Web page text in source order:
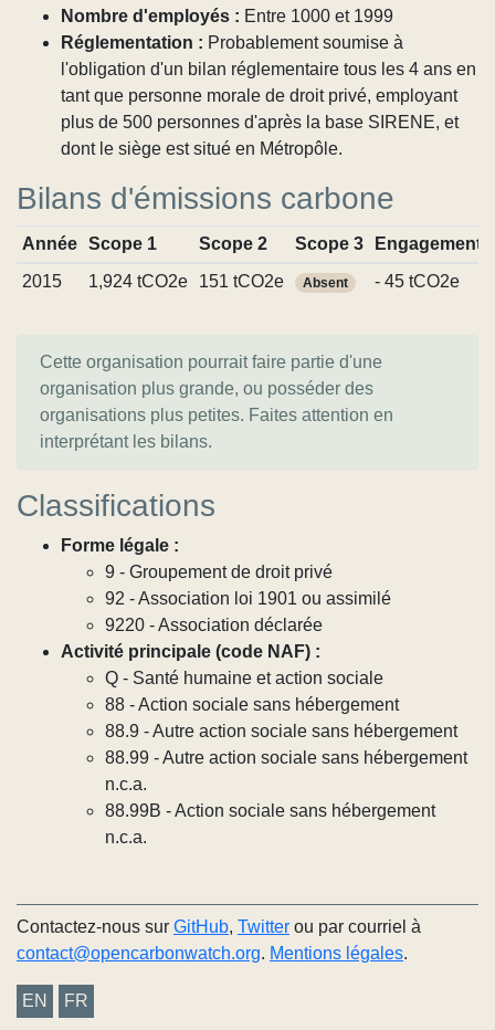
Nombre d'employés : Entre 1000 et 1999
Réglementation : Probablement soumise à
l'obligation d'un bilan réglementaire tous les 4 ans en
tant que personne morale de droit privé, employant
plus de 500 personnes d'après la base SIRENE, et
dont le siège est situé en Métropôle.
Bilans d'émissions carbone
Année Scope 1 Scope 2 Scope 3
Engagements
2015
1,924 tCO2e 151 tCO2e Absent - 45 tCO2e
Cette organisation pourrait faire partie d'une
organisation plus grande, ou posséder des
organisations plus petites. Faites attention en
interprétant les bilans.
Classifications
Forme légale :
9 - Groupement de droit privé
92 - Association loi 1901 ou assimilé
9220 - Association déclarée
Activité principale (code NAF) :
Q - Santé humaine et action sociale
88 - Action sociale sans hébergement
88.9 - Autre action sociale sans hébergement
88.99 - Autre action sociale sans hébergement
n.c.a.
88.99B - Action sociale sans hébergement
n.c.a.
Contactez-nous sur GitHub, Twitter ou par courriel à
contact@opencarbonwatch.org. Mentions légales.
EN FR